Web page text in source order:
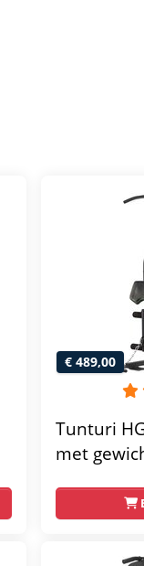
€ 489,00
Tunturi
met
Fitness
thuis -